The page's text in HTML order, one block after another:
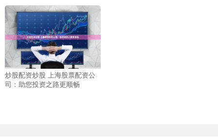
炒股配资炒股 上海股票配资公
司：助您投资之路更顺畅